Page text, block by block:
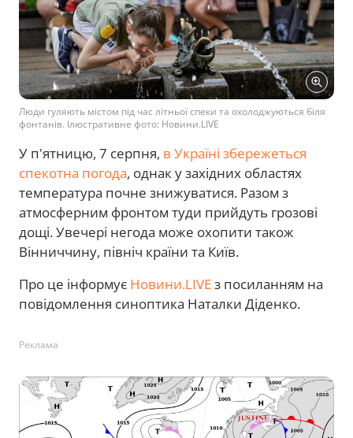
Люди гуляють містом під час літньої спеки та охолоджуються біля
фонтанів. Ілюстративне фото: Новини.LIVE
У п'ятницю, 7 серпня, в Україні збережеться
спекотна погода, однак у західних областях
температура почне знижуватися. Разом з
атмосферним фронтом туди прийдуть грозові
дощі. Увечері негода може охопити також
Вінниччину, північ країни та Київ.
Про це інформує Новини.LIVEз посиланням на
повідомлення синоптика Наталки Діденко.
Реклама